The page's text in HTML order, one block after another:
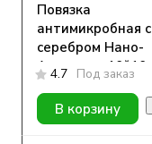
Повязка
антимикробная с
серебром Нано-
Асептика, 10*10
4.7 Под заказ
В корзину